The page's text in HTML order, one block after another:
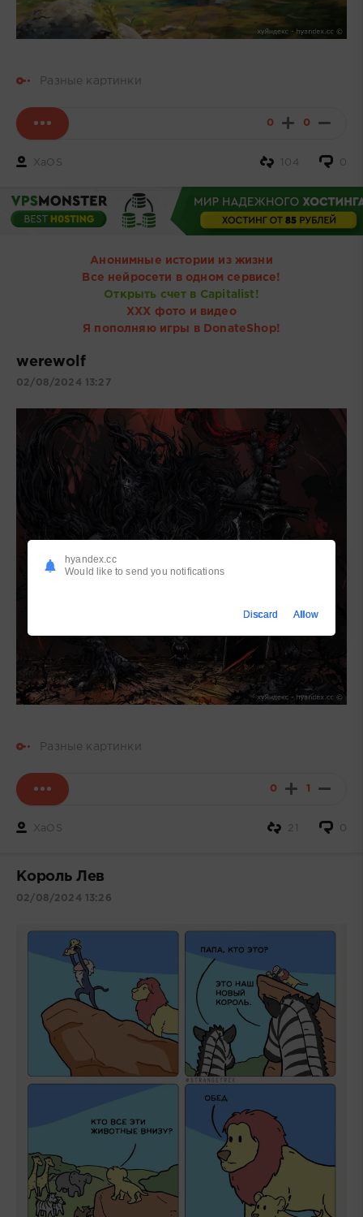
Разные картинки
0 0
XaOS 0
104
Анонимные истории из жизни
Все нейросети в одном сервисе!
Открыть счет в Capitalist!
ХХХ фото и видео
Я пополняю игры в DonateShop!
werewolf
02/08/2024 13:27
Разные картинки
0 1
XaOS 0
21
Король Лев
02/08/2024 13:26
hyandex.cc
Would like to send you notifications
Discard Allow